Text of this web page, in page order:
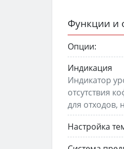
Функции и
Опции:
Индикация
Индикатор
отсутствия
для отходов,
Настройка